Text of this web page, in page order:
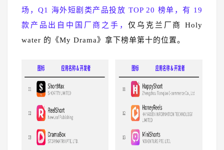
场，Q1 海外短剧类产品投放 TOP 20 榜单，有 19
款产品出自中国厂商之手，仅乌克兰厂商 Holy
water 的《My Drama》拿下榜单第十的位置。